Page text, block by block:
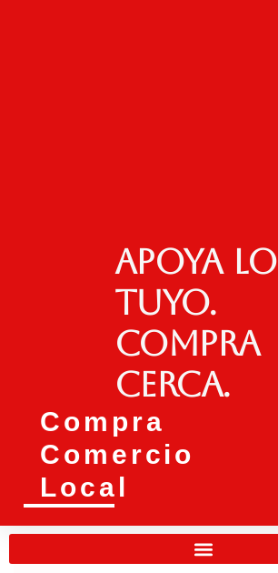
Apoya lo
tuyo.
Compra
cerca.
Compra
Comercio
Local